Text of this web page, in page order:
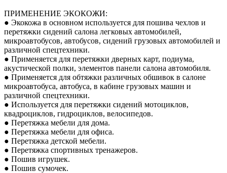
ПРИМЕНЕНИЕ ЭКОКОЖИ:
● Экокожа в основном используется для пошива чехлов и
перетяжки сидений салона легковых автомобилей,
микроавтобусов, автобусов, сидений грузовых автомобилей и
различной спецтехники.
● Применяется для перетяжки дверных карт, подиума,
акустической полки, элементов панели салона автомобиля.
● Применяется для обтяжки различных обшивок в салоне
микроавтобуса, автобуса, в кабине грузовых машин и
различной спецтехники.
● Используется для перетяжки сидений мотоциклов,
квадроциклов, гидроциклов, велосипедов.
● Перетяжка мебели для дома.
● Перетяжка мебели для офиса.
● Перетяжка детской мебели.
● Перетяжка спортивных тренажеров.
● Пошив игрушек.
● Пошив сумочек.